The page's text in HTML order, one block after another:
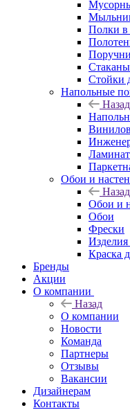
Полки в
Стойки
Напольные
Назад
Ламинат
Обои и
Назад
Обои и
Обои
Фрески
Изделия
Краска
Бренды
Акции
О компании
Назад
О компании
Новости
Команда
Партнеры
Отзывы
Вакансии
Дизайнерам
Контакты